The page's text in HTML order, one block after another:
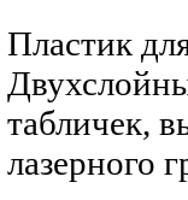
Пластик
табличек,
лазерного